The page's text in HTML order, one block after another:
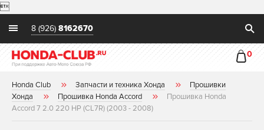

8 (926) 8162670
0
Honda Club Запчасти и техника Хонда
Прошивки
Хонда
Прошивка Honda Accord
Прошивка Honda
Accord 7 2.0 220 HP (CL7R) (2003 - 2008)